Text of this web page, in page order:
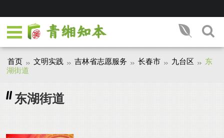
首页 文明实践 吉林省志愿服务 长春市 九台区
东
湖街道
东湖街道